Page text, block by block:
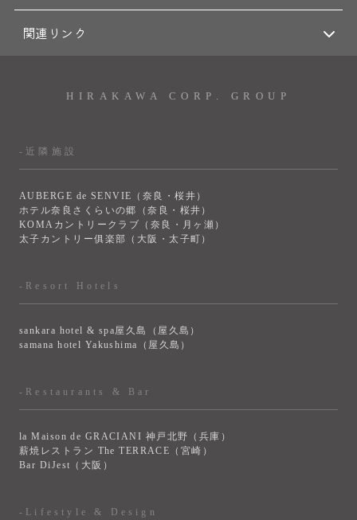
関連リンク
HIRAKAWA CORP. GROUP
-近隣施設
AUBERGE de SENVIE（奈良・桜井）
ホテル奈良さくらいの郷（奈良・桜井）
KOMAカントリークラブ（奈良・月ヶ瀬）
太子カントリー俱楽部（大阪・太子町）
-Resort Hotels
sankara hotel & spa屋久島（屋久島）
samana hotel Yakushima（屋久島）
-Restaurants & Bar
la Maison de GRACIANI 神戸北野（兵庫）
薪焼レストラン The TERRACE（宮崎）
Bar DiJest（大阪）
-Lifestyle & Design